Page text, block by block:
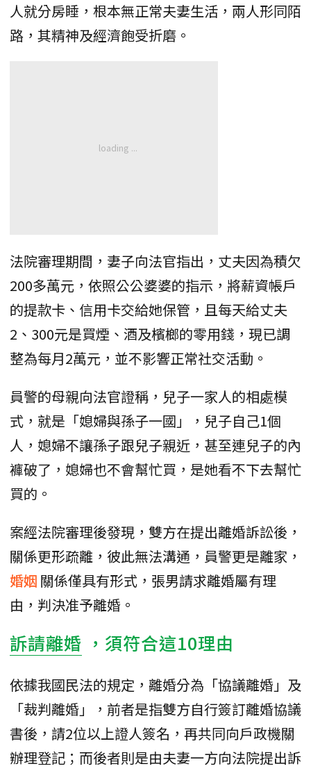
人就分房睡，根本無正常夫妻生活，兩人形同陌
路，其精神及經濟飽受折磨。
法院審理期間，妻子向法官指出，丈夫因為積欠
200多萬元，依照公公婆婆的指示，將薪資帳戶
的提款卡、信用卡交給她保管，且每天給丈夫
2、300元是買煙、酒及檳榔的零用錢，現已調
整為每月2萬元，並不影響正常社交活動。
員警的母親向法官證稱，兒子一家人的相處模
式，就是「媳婦與孫子一國」，兒子自己1個
人，媳婦不讓孫子跟兒子親近，甚至連兒子的內
褲破了，媳婦也不會幫忙買，是她看不下去幫忙
買的。
案經法院審理後發現，雙方在提出離婚訴訟後，
關係更形疏離，彼此無法溝通，員警更是離家，
婚姻 關係僅具有形式，張男請求離婚屬有理
由，判決准予離婚。
訴請離婚 ，須符合這10理由
依據我國民法的規定，離婚分為「協議離婚」及
「裁判離婚」，前者是指雙方自行簽訂離婚協議
書後，請2位以上證人簽名，再共同向戶政機關
辦理登記；而後者則是由夫妻一方向法院提出訴